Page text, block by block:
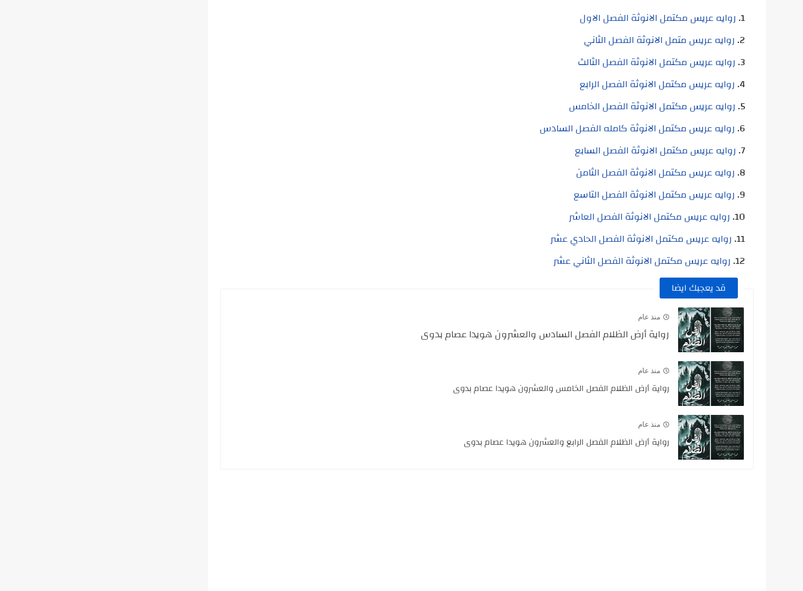
روايه عريس مكتمل الانوثة الفصل الاول
روايه عريس متمل الانوثة الفصل الثاني
روايه عريس مكتمل الانوثة الفصل الثالث
روايه عريس مكتمل الانوثة الفصل الرابع
روايه عريس مكتمل الانوثة الفصل الخامس
روايه عريس مكتمل الانوثة كامله الفصل السادس
روايه عريس مكتمل الانوثة الفصل السابع
روايه عريس مكتمل الانوثة الفصل الثامن
روايه عريس مكتمل الانوثة الفصل التاسع
روايه عريس مكتمل الانوثة الفصل العاشر
روايه عريس مكتمل الانوثة الفصل الحادي عشر
روايه عريس مكتمل الانوثة الفصل الثاني عشر
قد يعجبك ايضا
منذ عام
رواية أرض الظلام الفصل السادس والعشرون هويدا عصام بدوى
منذ عام
رواية أرض الظلام الفصل الخامس والعشرون هويدا عصام بدوى
منذ عام
رواية أرض الظلام الفصل الرابع والعشرون هويدا عصام بدوى